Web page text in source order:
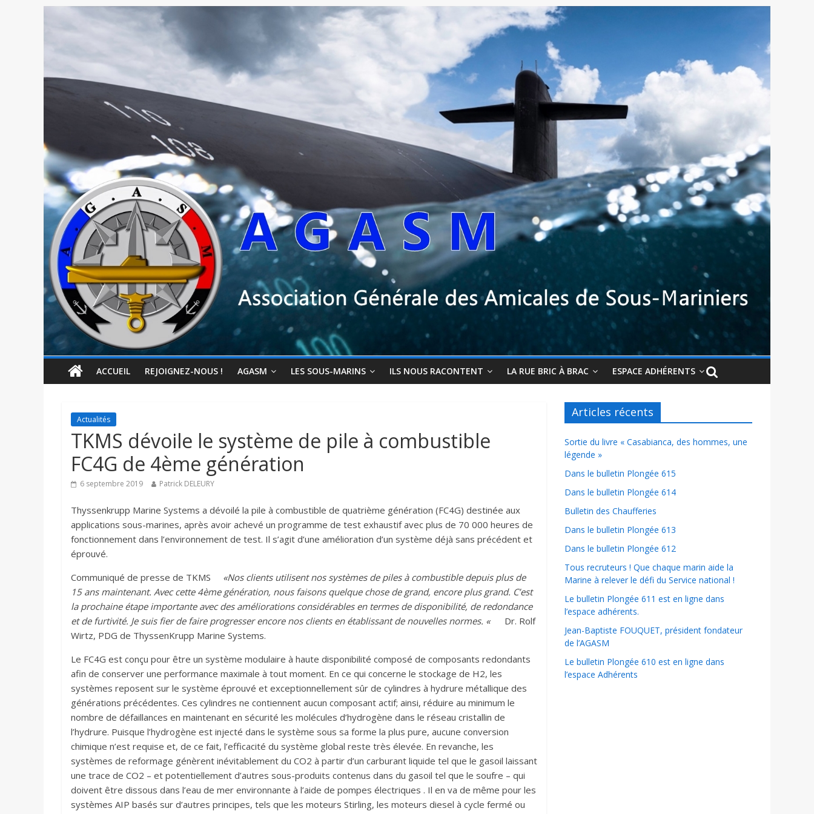
ACCUEIL REJOIGNEZ-NOUS ! AGASM LES SOUS-MARINS ILS NOUS RACONTENT LA RUE BRIC À BRAC ESPACE ADHÉRENTS
Actualités
TKMS dévoile le système de pile à combustible
FC4G de 4ème génération
6 septembre 2019 Patrick DELEURY
Thyssenkrupp Marine Systems a dévoilé la pile à combustible de quatrième génération (FC4G) destinée aux
applications sous-marines, après avoir achevé un programme de test exhaustif avec plus de 70 000 heures de
fonctionnement dans l’environnement de test. Il s’agit d’une amélioration d’un système déjà sans précédent et
éprouvé.
Communiqué de presse de TKMS «Nos clients utilisent nos systèmes de piles à combustible depuis plus de
15 ans maintenant. Avec cette 4ème génération, nous faisons quelque chose de grand, encore plus grand. C’est
la prochaine étape importante avec des améliorations considérables en termes de disponibilité, de redondance
et de furtivité. Je suis fier de faire progresser encore nos clients en établissant de nouvelles normes. « Dr. Rolf
Wirtz, PDG de ThyssenKrupp Marine Systems.
Le FC4G est conçu pour être un système modulaire à haute disponibilité composé de composants redondants
afin de conserver une performance maximale à tout moment. En ce qui concerne le stockage de H2, les
systèmes reposent sur le système éprouvé et exceptionnellement sûr de cylindres à hydrure métallique des
générations précédentes. Ces cylindres ne contiennent aucun composant actif; ainsi, réduire au minimum le
nombre de défaillances en maintenant en sécurité les molécules d’hydrogène dans le réseau cristallin de
l’hydrure. Puisque l’hydrogène est injecté dans le système sous sa forme la plus pure, aucune conversion
chimique n’est requise et, de ce fait, l’efficacité du système global reste très élevée. En revanche, les
systèmes de reformage génèrent inévitablement du CO2 à partir d’un carburant liquide tel que le gasoil laissant
une trace de CO2 – et potentiellement d’autres sous-produits contenus dans du gasoil tel que le soufre – qui
doivent être dissous dans l’eau de mer environnante à l’aide de pompes électriques . Il en va de même pour les
systèmes AIP basés sur d’autres principes, tels que les moteurs Stirling, les moteurs diesel à cycle fermé ou
Articles récents
Sortie du livre « Casabianca, des hommes, une
légende »
Dans le bulletin Plongée 615
Dans le bulletin Plongée 614
Bulletin des Chaufferies
Dans le bulletin Plongée 613
Dans le bulletin Plongée 612
Tous recruteurs ! Que chaque marin aide la
Marine à relever le défi du Service national !
Le bulletin Plongée 611 est en ligne dans
l’espace adhérents.
Jean-Baptiste FOUQUET, président fondateur
de l’AGASM
Le bulletin Plongée 610 est en ligne dans
l’espace Adhérents